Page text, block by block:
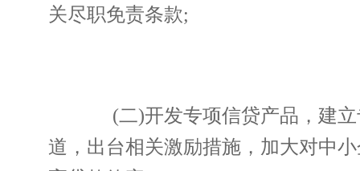
关尽职免责条款;
(二)开发专项信贷产品，建立
道，出台相关激励措施，加大对中